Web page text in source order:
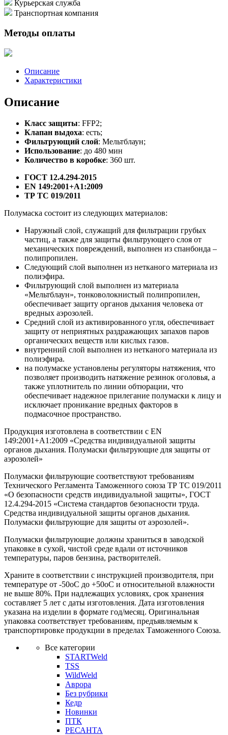
Курьерская служба
Транспортная компания
Методы оплаты
Описание
Характеристики
Описание
Класс защиты: FFP2;
Клапан выдоха: есть;
Фильтрующий слой: Мельтблаун;
Использование: до 480 мин
Количество в коробке: 360 шт.
ГОСТ 12.4.294-2015
EN 149:2001+А1:2009
ТР ТС 019/2011
Полумаска состоит из следующих материалов:
Наружный слой, служащий для фильтрации грубых
частиц, а также для защиты фильтрующего слоя от
механических повреждений, выполнен из спанбонда –
полипропилен.
Следующий слой выполнен из нетканого материала из
полиэфира.
Фильтрующий слой выполнен из материала
«Мельтблаун», тонковолокнистый полипропилен,
обеспечивает защиту органов дыхания человека от
вредных аэрозолей.
Средний слой из активированного угля, обеспечивает
защиту от неприятных раздражающих запахов паров
органических веществ или кислых газов.
внутренний слой выполнен из нетканого материала из
полиэфира.
на полумаске установлены регуляторы натяжения, что
позволяет производить натяжение резинок оголовья, а
также уплотнитель по линии обтюрации, что
обеспечивает надежное прилегание полумаски к лицу и
исключает проникание вредных факторов в
подмасочное пространство.
Продукция изготовлена в соответствии с EN
149:2001+А1:2009 «Средства индивидуальной защиты
органов дыхания. Полумаски фильтрующие для защиты от
аэрозолей»
Полумаски фильтрующие соответствуют требованиям
Технического Регламента Таможенного союза ТР ТС 019/2011
«О безопасности средств индивидуальной защиты», ГОСТ
12.4.294-2015 «Система стандартов безопасности труда.
Средства индивидуальной защиты органов дыхания.
Полумаски фильтрующие для защиты от аэрозолей».
Полумаски фильтрующие должны храниться в заводской
упаковке в сухой, чистой среде вдали от источников
температуры, паров бензина, растворителей.
Храните в соответствии с инструкцией производителя, при
температуре от -50оС до +50оС и относительной влажности
не выше 80%. При надлежащих условиях, срок хранения
составляет 5 лет с даты изготовления. Дата изготовления
указана на изделии в формате год/месяц. Оригинальная
упаковка соответствует требованиям, предъявляемым к
транспортировке продукции в пределах Таможенного Союза.
Все категории
STARTWeld
TSS
WildWeld
Аврора
Без рубрики
Кедр
Новинки
ПТК
РЕСАНТА